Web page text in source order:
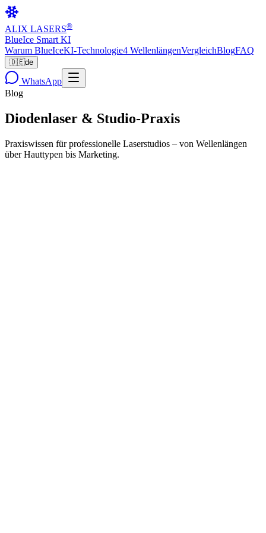
ALIX LASERS®
BlueIce Smart KI
Warum BlueIceKI-Technologie4 WellenlängenVergleichBlogFAQ
🇩🇪de
WhatsApp
Blog
Diodenlaser & Studio-Praxis
Praxiswissen für professionelle Laserstudios – von Wellenlängen
über Hauttypen bis Marketing.